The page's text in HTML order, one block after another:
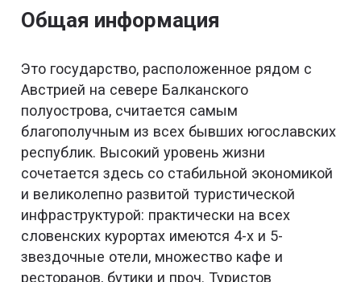
Общая информация
Это государство, расположенное рядом с
Австрией на севере Балканского
полуострова, считается самым
благополучным из всех бывших югославских
республик. Высокий уровень жизни
сочетается здесь со стабильной экономикой
и великолепно развитой туристической
инфраструктурой: практически на всех
словенских курортах имеются 4-х и 5-
звездочные отели, множество кафе и
ресторанов, бутики и проч. Туристов